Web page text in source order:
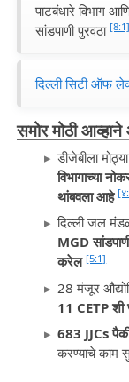
पाटबंधारे विभाग
सांडपाणी पुरवठा [8:1]
दिल्ली सिटी ऑफ
समोर मोठी
डीजेबीला
विभागाच्या
थांबवला आहे
दिल्ली जल
MGD
करेल [5:1]
28 मंजूर
11 CETP शी
683 JJCs
करण्याचे